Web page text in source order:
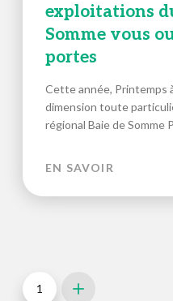
exploitations
Somme vous
portes
Cette année, Printemps
dimension toute
régional Baie de Somme
EN SAVOIR
1 Next